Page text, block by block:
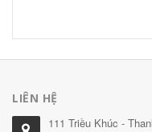
LIÊN HỆ
111 Triều Khúc -